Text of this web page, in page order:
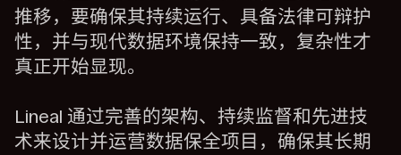
推移，要确保其持续运行、具备法律可辩护
性，并与现代数据环境保持一致，复杂性才
真正开始显现。
Lineal 通过完善的架构、持续监督和先进技
术来设计并运营数据保全项目，确保其长期